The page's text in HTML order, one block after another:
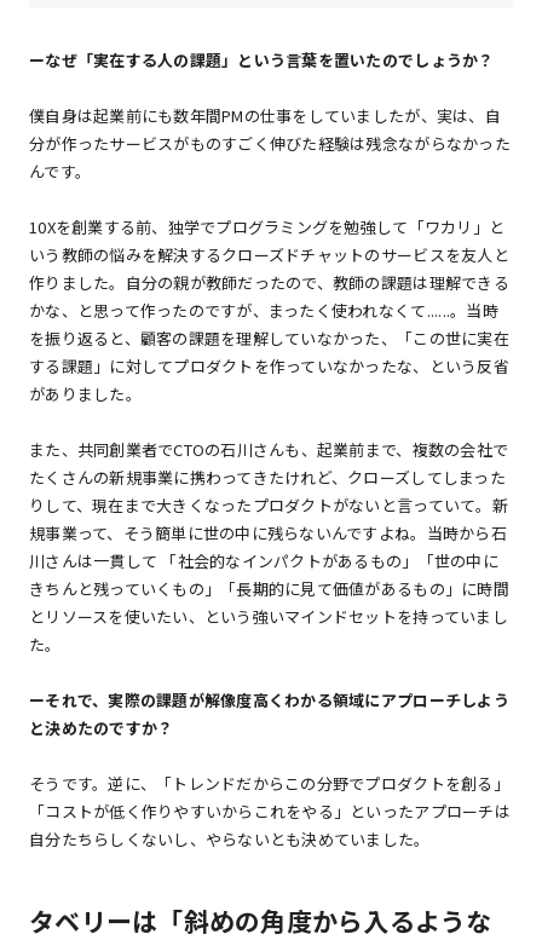
ーなぜ「実在する人の課題」という言葉を置いたのでしょうか？
僕自身は起業前にも数年間PMの仕事をしていましたが、実は、自
分が作ったサービスがものすごく伸びた経験は残念ながらなかった
んです。
10Xを創業する前、独学でプログラミングを勉強して「ワカリ」と
いう教師の悩みを解決するクローズドチャットのサービスを友人と
作りました。自分の親が教師だったので、教師の課題は理解できる
かな、と思って作ったのですが、まったく使われなくて......。当時
を振り返ると、顧客の課題を理解していなかった、「この世に実在
する課題」に対してプロダクトを作っていなかったな、という反省
がありました。
また、共同創業者でCTOの石川さんも、起業前まで、複数の会社で
たくさんの新規事業に携わってきたけれど、クローズしてしまった
りして、現在まで大きくなったプロダクトがないと言っていて。新
規事業って、そう簡単に世の中に残らないんですよね。当時から石
川さんは一貫して 「社会的なインパクトがあるもの」「世の中に
きちんと残っていくもの」「長期的に見て価値があるもの」に時間
とリソースを使いたい、という強いマインドセットを持っていまし
た。
ーそれで、実際の課題が解像度高くわかる領域にアプローチしよう
と決めたのですか？
そうです。逆に、「トレンドだからこの分野でプロダクトを創る」
「コストが低く作りやすいからこれをやる」といったアプローチは
自分たちらしくないし、やらないとも決めていました。
タベリーは「斜めの角度から入るような